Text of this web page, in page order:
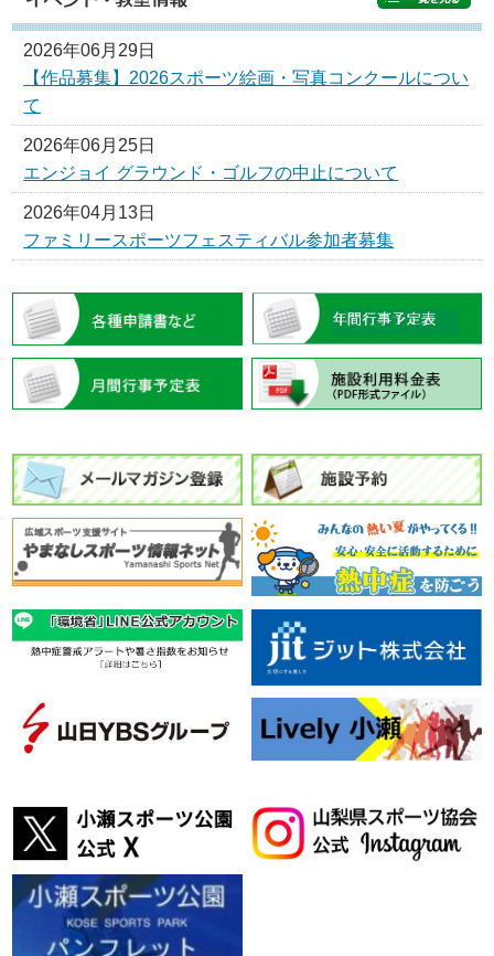
2026年06月29日
【作品募集】2026スポーツ絵画・写真コンクールについ
て
2026年06月25日
エンジョイ グラウンド・ゴルフの中止について
2026年04月13日
ファミリースポーツフェスティバル参加者募集